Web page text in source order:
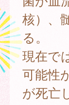
核）、
る。
現在で
可能性
が死亡